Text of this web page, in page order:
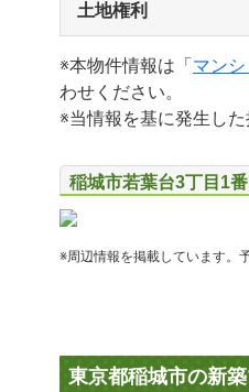
土地権利
※本物件情報は「 マン
わせください。
※当情報を基に発生し
稲城市若葉台3丁目1
※周辺情報を掲載しています。
東京都稲城市の新